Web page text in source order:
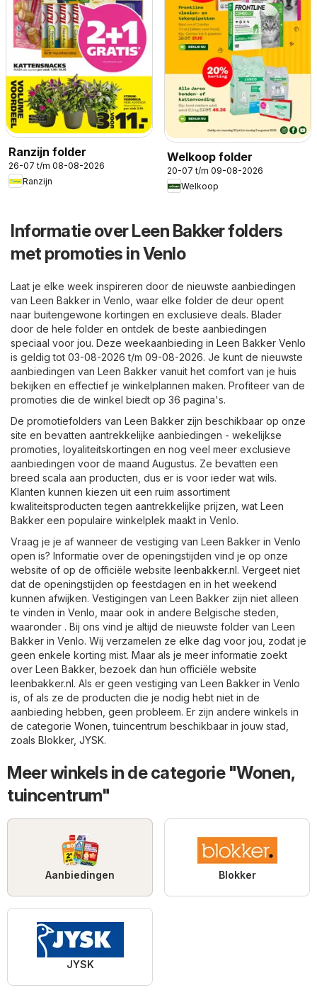
Ranzijn folder
26-07 t/m 08-08-2026
Ranzijn
Welkoop folder
20-07 t/m 09-08-2026
Welkoop
Informatie over Leen Bakker folders
met promoties in Venlo
Laat je elke week inspireren door de nieuwste aanbiedingen
van Leen Bakker in Venlo, waar elke folder de deur opent
naar buitengewone kortingen en exclusieve deals. Blader
door de hele folder en ontdek de beste aanbiedingen
speciaal voor jou. Deze weekaanbieding in Leen Bakker Venlo
is geldig tot 03-08-2026 t/m 09-08-2026. Je kunt de nieuwste
aanbiedingen van Leen Bakker vanuit het comfort van je huis
bekijken en effectief je winkelplannen maken. Profiteer van de
promoties die de winkel biedt op 36 pagina's.
De promotiefolders van Leen Bakker zijn beschikbaar op onze
site en bevatten aantrekkelijke aanbiedingen - wekelijkse
promoties, loyaliteitskortingen en nog veel meer exclusieve
aanbiedingen voor de maand Augustus. Ze bevatten een
breed scala aan producten, dus er is voor ieder wat wils.
Klanten kunnen kiezen uit een ruim assortiment
kwaliteitsproducten tegen aantrekkelijke prijzen, wat Leen
Bakker een populaire winkelplek maakt in Venlo.
Vraag je je af wanneer de vestiging van Leen Bakker in Venlo
open is? Informatie over de openingstijden vind je op onze
website of op de officiële website leenbakker.nl. Vergeet niet
dat de openingstijden op feestdagen en in het weekend
kunnen afwijken. Vestigingen van Leen Bakker zijn niet alleen
te vinden in Venlo, maar ook in andere Belgische steden,
waaronder . Bij ons vind je altijd de nieuwste folder van Leen
Bakker in Venlo. Wij verzamelen ze elke dag voor jou, zodat je
geen enkele korting mist. Maar als je meer informatie zoekt
over Leen Bakker, bezoek dan hun officiële website
leenbakker.nl. Als er geen vestiging van Leen Bakker in Venlo
is, of als ze de producten die je nodig hebt niet in de
aanbieding hebben, geen probleem. Er zijn andere winkels in
de categorie Wonen, tuincentrum beschikbaar in jouw stad,
zoals Blokker, JYSK.
Meer winkels in de categorie "Wonen,
tuincentrum"
Aanbiedingen Blokker
JYSK